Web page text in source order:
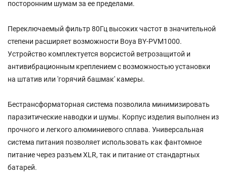
посторонним шумам за ее пределами.
Переключаемый фильтр 80Гц высоких частот в значительной
степени расширяет возможности Boya BY-PVM1000.
Устройство комплектуется ворсистой ветрозащитой и
антивибрационным креплением с возможностью установки
на штатив или 'горячий башмак' камеры.
Бестрансформаторная система позволила минимизировать
паразитические наводки и шумы. Корпус изделия выполнен из
прочного и легкого алюминиевого сплава. Универсальная
система питания позволяет использовать как фантомное
питание через разъем XLR, так и питание от стандартных
батарей.